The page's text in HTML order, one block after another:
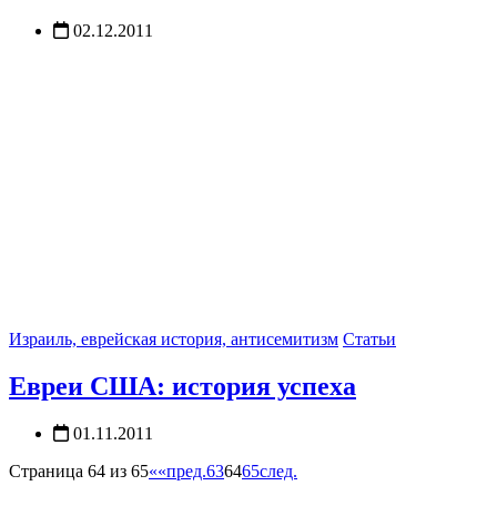
02.12.2011
Израиль, еврейская история, антисемитизм Статьи
Евреи США: история успеха
01.11.2011
Страница 64 из 65««пред.636465след.